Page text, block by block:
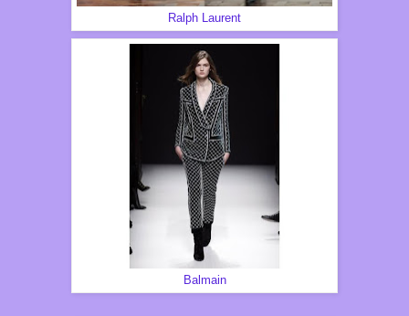
Ralph Laurent
Balmain